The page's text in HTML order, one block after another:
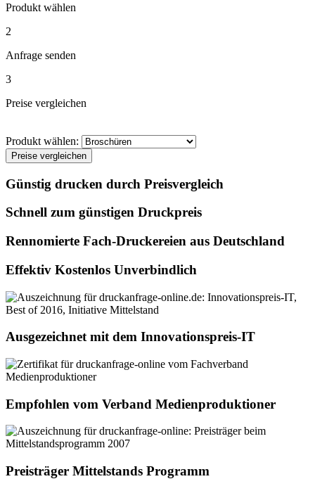
Produkt wählen
2
Anfrage senden
3
Preise vergleichen
Produkt wählen:
Preise vergleichen
Günstig drucken durch Preisvergleich
Schnell zum günstigen Druckpreis
Rennomierte Fach-Druckereien aus Deutschland
Effektiv Kostenlos Unverbindlich
Ausgezeichnet mit dem Innovationspreis-IT
Empfohlen vom Verband Medienproduktioner
Preisträger Mittelstands Programm